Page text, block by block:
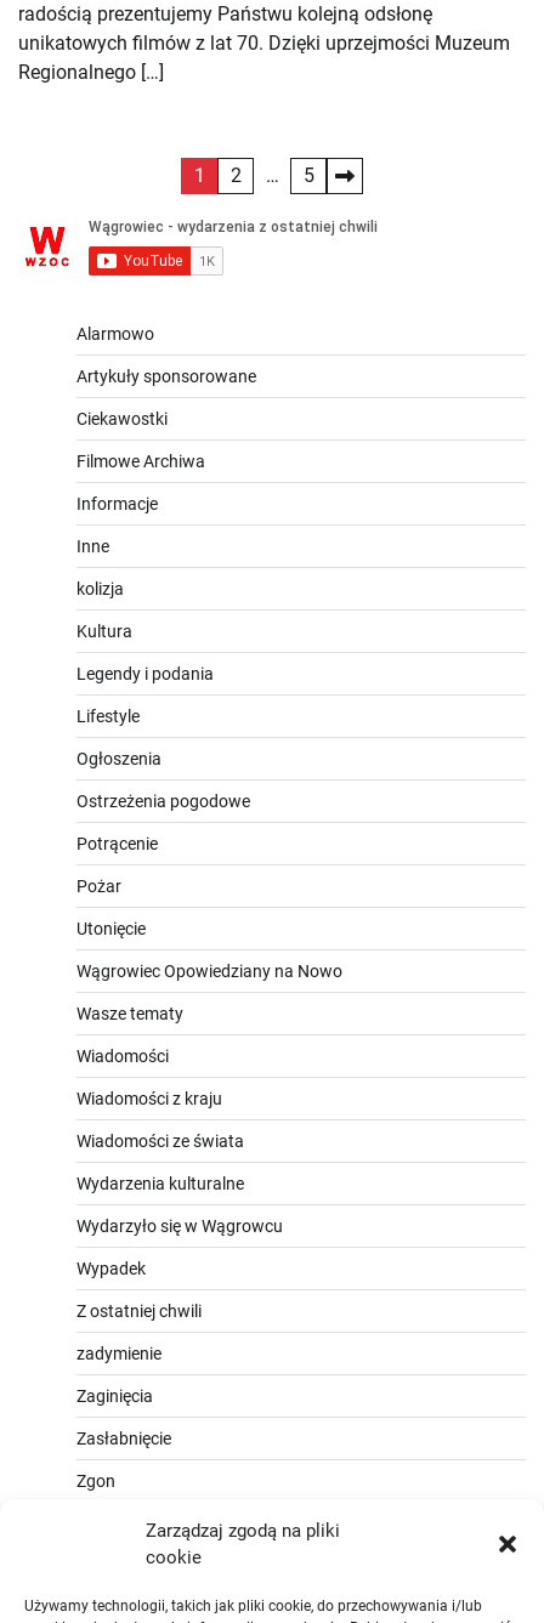
Zarządzaj zgodą na pliki
cookie
Używamy technologii, takich jak pliki cookie, do przechowywania i/lub
radością prezentujemy Państwu kolejną odsłonę
unikatowych filmów z lat 70. Dzięki uprzejmości Muzeum
Regionalnego […]
Stronicowanie
wpisów
1 2 … 5
Alarmowo
Artykuły sponsorowane
Ciekawostki
Filmowe Archiwa
Informacje
Inne
kolizja
Kultura
Legendy i podania
Lifestyle
Ogłoszenia
Ostrzeżenia pogodowe
Potrącenie
Pożar
Utonięcie
Wągrowiec Opowiedziany na Nowo
Wasze tematy
Wiadomości
Wiadomości z kraju
Wiadomości ze świata
Wydarzenia kulturalne
Wydarzyło się w Wągrowcu
Wypadek
Z ostatniej chwili
zadymienie
Zaginięcia
Zasłabnięcie
Zgon